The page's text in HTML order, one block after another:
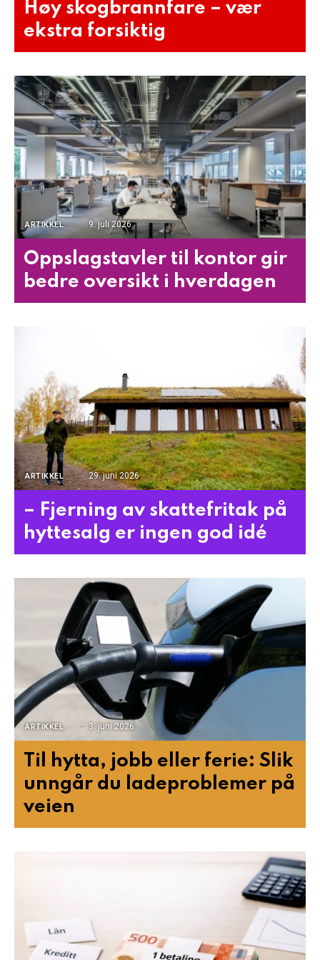
Høy skogbrannfare – vær
ekstra forsiktig
ARTIKKEL 9. juli 2026
Oppslagstavler til kontor gir
bedre oversikt i hverdagen
ARTIKKEL 29. juni 2026
– Fjerning av skattefritak på
hyttesalg er ingen god idé
ARTIKKEL 3. juni 2026
Til hytta, jobb eller ferie: Slik
unngår du ladeproblemer på
veien